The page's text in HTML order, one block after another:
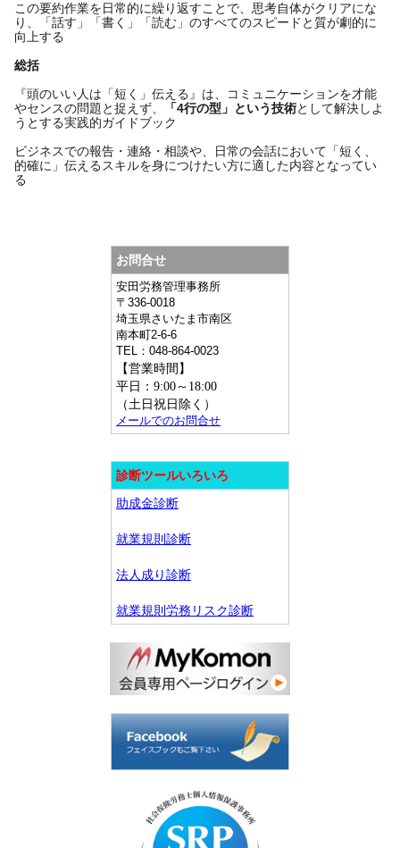
この要約作業を日常的に繰り返すことで、思考自体がクリアにな
り、「話す」「書く」「読む」のすべてのスピードと質が劇的に
向上する
総括
『頭のいい人は「短く」伝える』は、コミュニケーションを才能
やセンスの問題と捉えず、
「4行の型」という技術として解決しよ
うとする実践的ガイドブック
ビジネスでの報告・連絡・相談や、日常の会話において「短く、
的確に」伝えるスキルを身につけたい方に適した内容となってい
る
お問合せ
安田労務管理事務所
〒 336-0018
埼玉県さいたま市南区
南本町2-6-6
TEL： 048-864-0023
【営業時間】
平日：9:00～18:00
（土日祝日除く）
メールでのお問合せ
診断ツールいろいろ
助成金診断
就業規則診断
法人成り診断
就業規則労務リスク診断